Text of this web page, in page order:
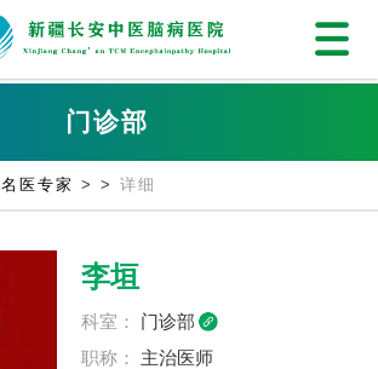
门诊部
名医专家 > > 详细
李垣
科室：
门诊部
职称：
主治医师